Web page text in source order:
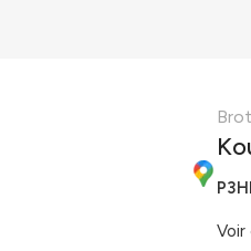
Voir